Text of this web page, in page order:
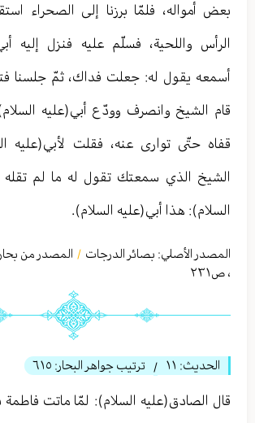
بعض أمواله، فلمّا برزنا إلى الصحراء
الرأس واللحية، فسلّم عليه فنزل إليه
أسمعه يقول له: جعلت فداك، ثمّ جلسنا
قام الشيخ وانصرف وودّع أبي(عليه
قفاه حتّى تواری عنه، فقلت لأبي(عليه
الشيخ الذي سمعتك تقول له ما لم تقله
السلام): هذا أبي(عليه السلام).
المصدر الأصلي: بصائر الدرجات / المصدر من بحار
، ص٢٣١
الحديث: ١١ / ترتيب جواهر البحار: ٦١٥
قال الصادق(عليه السلام): لمّا ماتت فاطمة